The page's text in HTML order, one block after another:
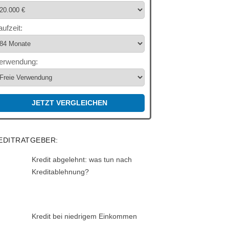
JETZT VERGLEICHEN
Kredit abgelehnt: was tun nach
Kreditablehnung?
Kredit bei niedrigem Einkommen